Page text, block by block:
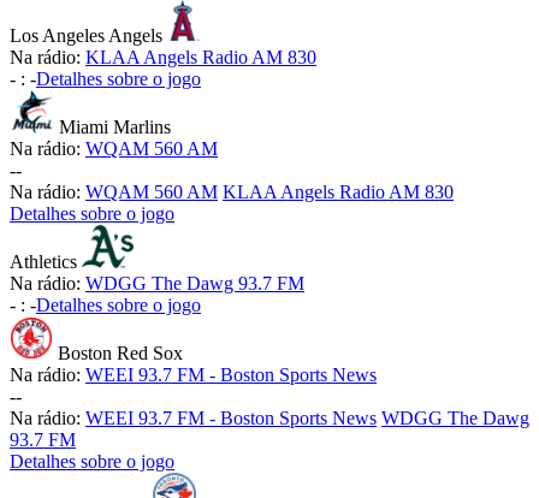
Los Angeles Angels
Na rádio: KLAA Angels Radio AM 830
- : -Detalhes sobre o jogo
Miami Marlins
Na rádio: WQAM 560 AM
--
Na rádio: WQAM 560 AM KLAA Angels Radio AM 830
Detalhes sobre o jogo
Athletics
Na rádio: WDGG The Dawg 93.7 FM
- : -Detalhes sobre o jogo
Boston Red Sox
Na rádio: WEEI 93.7 FM - Boston Sports News
--
Na rádio: WEEI 93.7 FM - Boston Sports News WDGG The Dawg
93.7 FM
Detalhes sobre o jogo